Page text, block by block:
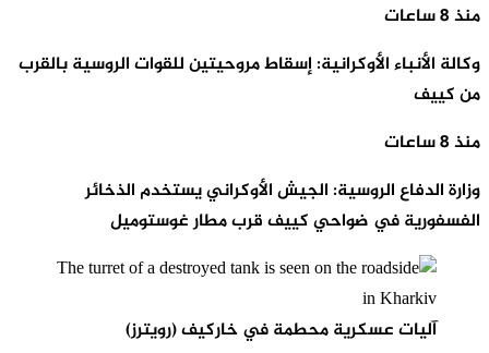
منذ 8 ساعات
وكالة الأنباء الأوكرانية: إسقاط مروحيتين للقوات الروسية بالقرب
من كييف
منذ 8 ساعات
وزارة الدفاع الروسية: الجيش الأوكراني يستخدم الذخائر
الفسفورية في ضواحي كييف قرب مطار غوستوميل
آليات عسكرية محطمة في خاركيف (رويترز)